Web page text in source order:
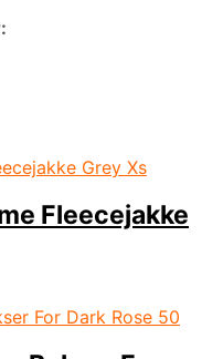
Fleecejakke